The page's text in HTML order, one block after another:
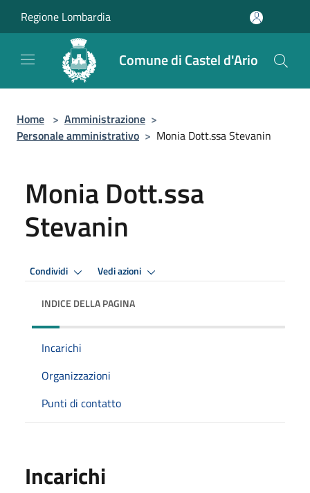
Regione Lombardia
Comune di Castel d'Ario
Home > Amministrazione >
Personale amministrativo > Monia Dott.ssa Stevanin
Monia Dott.ssa
Stevanin
Condividi Vedi azioni
INDICE DELLA PAGINA
Incarichi
Organizzazioni
Punti di contatto
Incarichi